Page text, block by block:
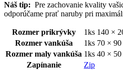
Náš tip: Pre zachovanie kvality
odporúčame prať naruby pri
Rozmer prikrývky
1ks 140 ×
Rozmer vankúša
1ks 70 × 90
Rozmer maly vankúša 1ks 40 × 50
Zapínanie
Zip